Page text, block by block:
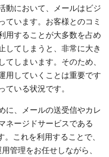
動において、メールはビジ
ています。お客様とのコミ
用することが大多数を占め
してしまうと、非常に大き
しまいます。そのため、
用していくことは重要です
いる状況です。
に、メールの送受信やカレ
ネージドサービスである
これを利用することで、
管理をお任せしながら、